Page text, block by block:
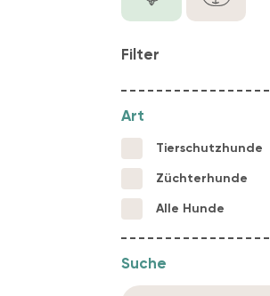
Filter
Art
Tierschutzhunde
Züchterhunde
Alle Hunde
Suche